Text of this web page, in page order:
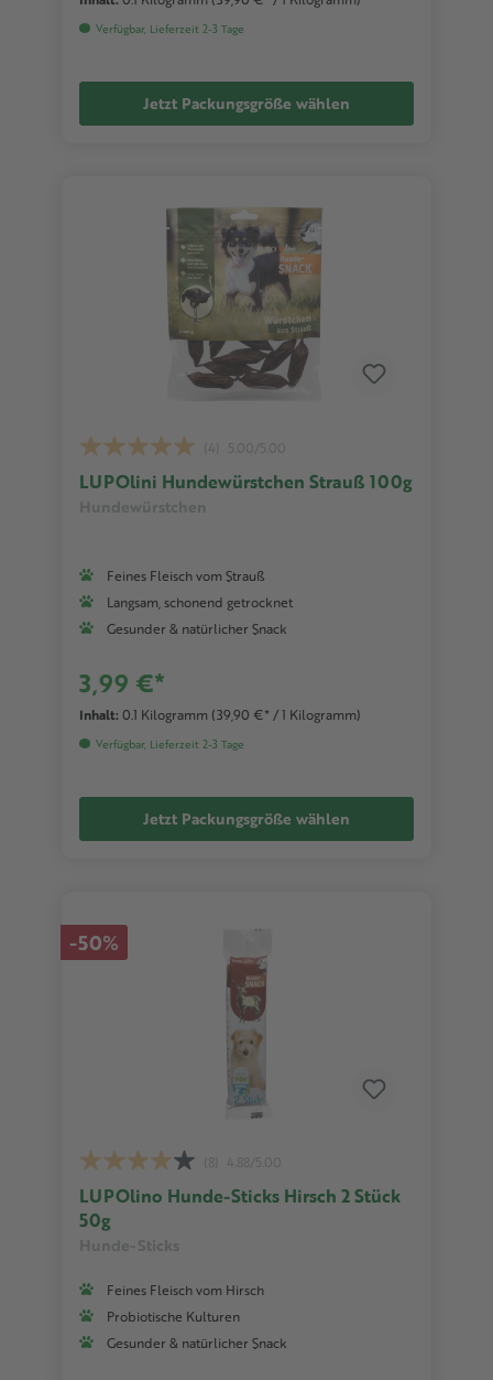
Verfügbar, Lieferzeit 2-3 Tage
Jetzt Packungsgröße wählen
LUPOlini Hundewürstchen Strauß 100g
Feines Fleisch vom Strauß
Langsam, schonend getrocknet
Gesunder & natürlicher Snack
3,99 €*
Inhalt: 0.1 Kilogramm (39,90 €* / 1 Kilogramm)
Verfügbar, Lieferzeit 2-3 Tage
Jetzt Packungsgröße wählen
-50%
LUPOlino Hunde-Sticks Hirsch 2 Stück
50g
Feines Fleisch vom Hirsch
Probiotische Kulturen
Gesunder & natürlicher Snack